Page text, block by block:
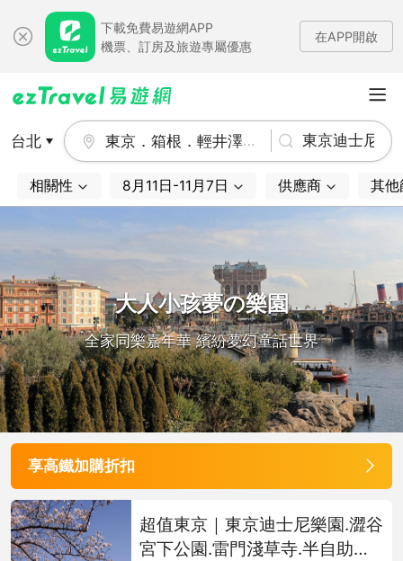
下載免費易遊網APP
機票、訂房及旅遊專屬優惠
在APP開啟
台北 東京．箱根．輕井澤．伊豆．靜岡．茨城
相關性 8月11日-11月7日 供應商 其他
大人小孩夢の樂園
全家同樂嘉年華 繽紛夢幻童話世界
享高鐵加購折扣
超值東京｜東京迪士尼樂園.澀谷
宮下公園.雷門淺草寺.半自助五